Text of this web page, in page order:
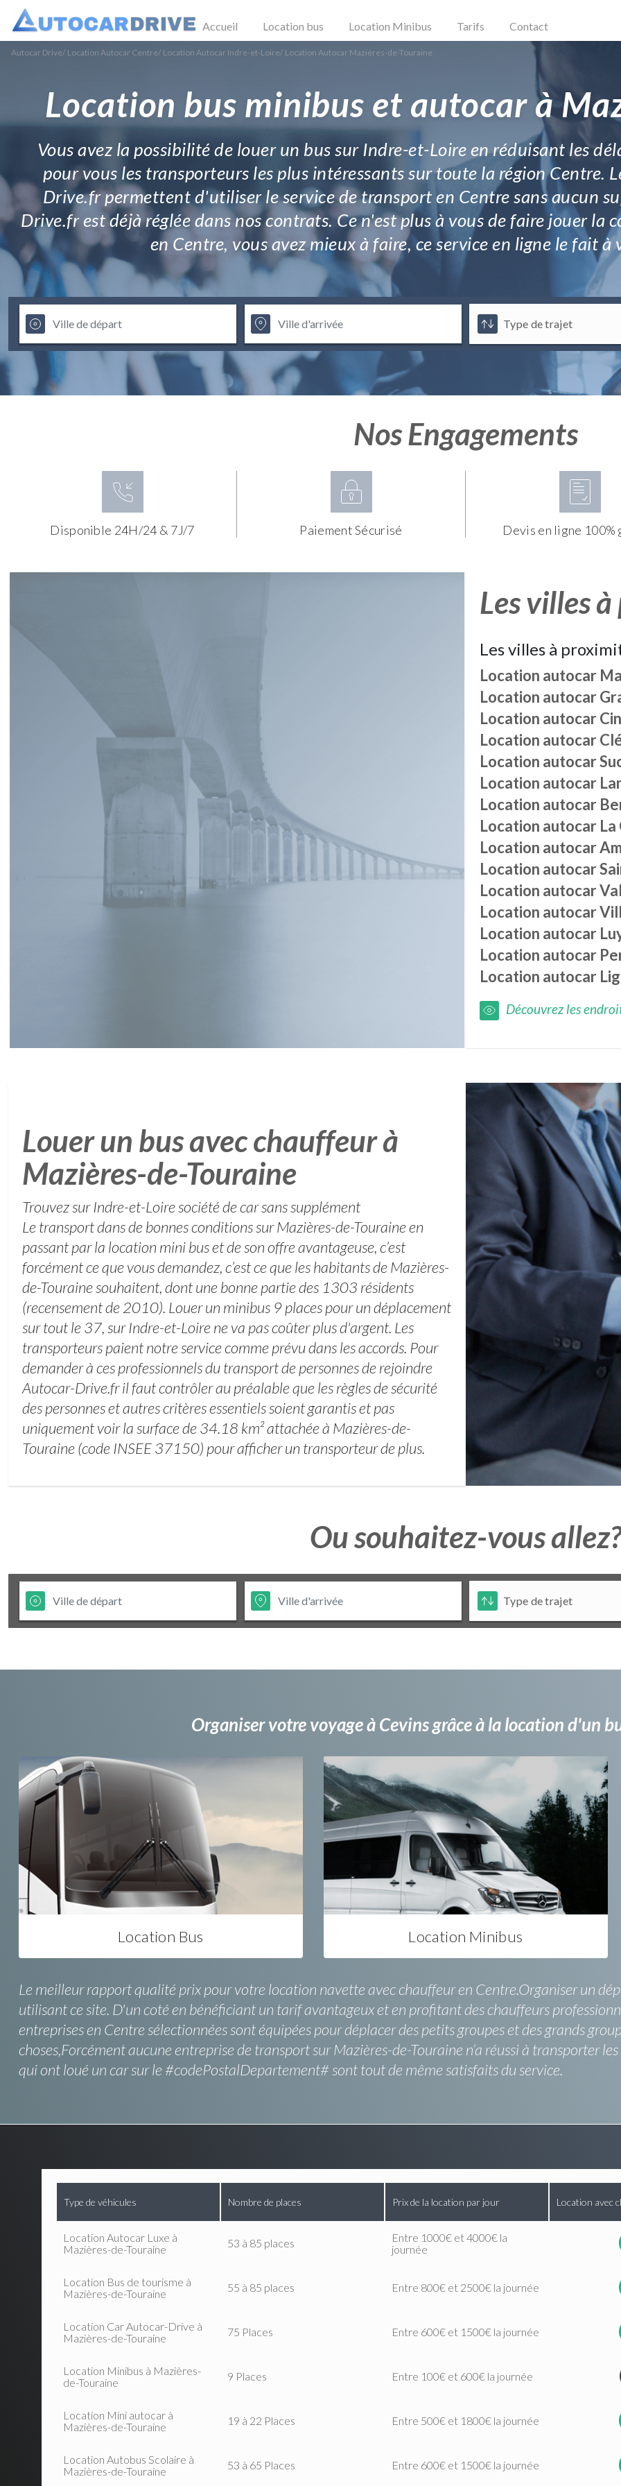
Accueil Location bus Location Minibus Tarifs Contact
Autocar Drive/ Location Autocar Centre/ Location Autocar Indre-et-Loire/ Location Autocar Mazières-de-Touraine
Location bus minibus et autocar à
Vous avez la possibilité de louer un bus sur Indre-et-Loire en réduisant les
pour vous les transporteurs les plus intéressants sur toute la région Centre.
Drive.fr permettent d'utiliser le service de transport en Centre sans aucun
Drive.fr est déjà réglée dans nos contrats. Ce n'est plus à vous de faire jouer la
en Centre, vous avez mieux à faire, ce service en ligne le fait à
Nos Engagements
Disponible 24H/24 & 7J/7 Paiement Sécurisé Devis en ligne
Les villes
Les villes à
Location autocar
Location autocar
Location autocar
Location autocar
Location autocar
Location autocar
Location autocar
Location autocar
Location autocar
Location autocar
Location autocar
Location autocar
Location autocar
Location autocar
Location autocar
Découvrez les
Louer un bus avec chauffeur à
Mazières-de-Touraine
Trouvez sur Indre-et-Loire société de car sans supplément
Le transport dans de bonnes conditions sur Mazières-de-Touraine en
passant par la location mini bus et de son offre avantageuse, c’est
forcément ce que vous demandez, c’est ce que les habitants de Mazières-
de-Touraine souhaitent, dont une bonne partie des 1303 résidents
(recensement de 2010). Louer un minibus 9 places pour un déplacement
sur tout le 37, sur Indre-et-Loire ne va pas coûter plus d'argent. Les
transporteurs paient notre service comme prévu dans les accords. Pour
demander à ces professionnels du transport de personnes de rejoindre
Autocar-Drive.fr il faut contrôler au préalable que les règles de sécurité
des personnes et autres critères essentiels soient garantis et pas
uniquement voir la surface de 34.18 km² attachée à Mazières-de-
Touraine (code INSEE 37150) pour afficher un transporteur de plus.
Ou souhaitez-vous allez?
Organiser votre voyage à Cevins grâce à la location d'un
Location Bus Location Minibus
Le meilleur rapport qualité prix pour votre location navette avec chauffeur en Centre.Organiser un
utilisant ce site. D'un coté en bénéficiant un tarif avantageux et en profitant des chauffeurs
entreprises en Centre sélectionnées sont équipées pour déplacer des petits groupes et des grands
choses,Forcément aucune entreprise de transport sur Mazières-de-Touraine n’a réussi à transporter
qui ont loué un car sur le #codePostalDepartement# sont tout de même satisfaits du service.
Type de véhicules Nombre de places Prix de la location par jour Location avec
Location Autocar Luxe à
Mazières-de-Touraine
53 à 85 places
Entre 1000€ et 4000€ la
journée
Location Bus de tourisme à
Mazières-de-Touraine
55 à 85 places Entre 800€ et 2500€ la journée
Location Car Autocar-Drive à
Mazières-de-Touraine
75 Places Entre 600€ et 1500€ la journée
Location Minibus à Mazières-
de-Touraine
9 Places Entre 100€ et 600€ la journée
Location Mini autocar à
Mazières-de-Touraine
19 à 22 Places Entre 500€ et 1800€ la journée
Location Autobus Scolaire à
Mazières-de-Touraine
53 à 65 Places Entre 600€ et 1500€ la journée